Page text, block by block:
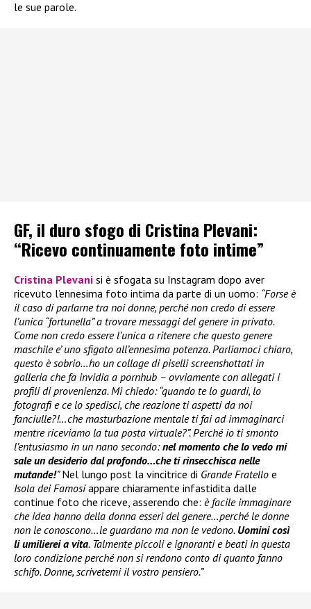
le sue parole.
GF, il duro sfogo di Cristina Plevani:
“Ricevo continuamente foto intime”
Cristina Plevani si è sfogata su Instagram dopo aver
ricevuto l’ennesima foto intima da parte di un uomo: “Forse è
il caso di parlarne tra noi donne, perché non credo di essere
l’unica “fortunella” a trovare messaggi del genere in privato.
Come non credo essere l’unica a ritenere che questo genere
maschile e’ uno sfigato all’ennesima potenza. Parliamoci chiaro,
questo è sobrio…ho un collage di piselli screenshottati in
galleria che fa invidia a pornhub – ovviamente con allegati i
profili di provenienza. Mi chiedo: “quando te lo guardi, lo
fotografi e ce lo spedisci, che reazione ti aspetti da noi
fanciulle?!…che masturbazione mentale ti fai ad immaginarci
mentre riceviamo la tua posta virtuale?”. Perché io ti smonto
l’entusiasmo in un nano secondo:nel momento che lo vedo mi
sale un desiderio dal profondo…che ti rinsecchisca nelle
mutande!”Nel lungo post la vincitrice di Grande Fratello e
Isola dei Famosiappare chiaramente infastidita dalle
continue foto che riceve, asserendo che: è facile immaginare
che idea hanno della donna esseri del genere…perché le donne
non le conoscono…le guardano ma non le vedono. Uomini così
li umilierei a vita. Talmente piccoli e ignoranti e beati in questa
loro condizione perché non si rendono conto di quanto fanno
schifo. Donne, scrivetemi il vostro pensiero.”